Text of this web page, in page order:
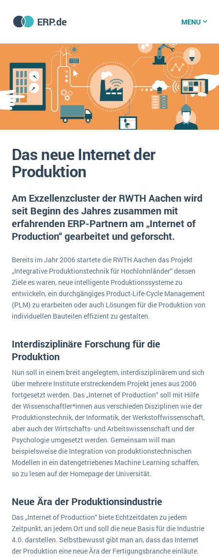
ERP.de
ERP software
Die 15 Schritte einer ERP‑Einführung
Was ist ERP?
Hintergrund
ERP-Software nach Branche
Plattform
Funktionalitäten
Kosten
Suche
Auswahl
Einführung
Schulung
Auswertung
ERP vergleichen
ERP für jede Branche
ERP-Software nach Branchen
Ämter
Bildungseinrichtungen
E-commerce
Einzelhandel
Finanzen
Grosshandel
Handel
Handwerk
Health Care
Installation
Maschinenbau
Medien
NGO
Lebensmittelindustrie
Logistik
Produktion
Immobilien
Textil und Mode
Vermietung
Versorgung
ERP Wissenszentrum
Vorgestellt
Die 4 Komponenten eines CRM-Systems
5 Funktionen einer ERP-Software für Konzerne
Was ist Data Mining? - Ein Leitfaden für Unternehmen
Mehr über ERP-Software
ERP Wissenszentrum
Ein WMS implementieren: Das sind die 6
wichtigsten Punkte, die es zu beachten gilt
Service Level Agreements (SLA) und ERP: Was muss man wissen?
MEHR ÜBER ERP-SOFTWARE
Was ist ERP?
ERP-Experten
Offene Stellen bei ERP-Lieferanten
DSGVO/GDPR
Impressum
Kontakt
MENU
Das neue Internet der
Produktion
Am Exzellenzcluster der RWTH Aachen wird
seit Beginn des Jahres zusammen mit
erfahrenden ERP-Partnern am „Internet of
Production“ gearbeitet und geforscht.
Bereits im Jahr 2006 startete die RWTH Aachen das Projekt
„Integrative Produktionstechnik für Hochlohnländer“ dessen
Ziele es waren, neue intelligente Produktionssysteme zu
entwickeln, ein durchgängiges Product-Life-Cycle Management
(PLM) zu erarbeiten oder auch Lösungen für die Produktion von
individuellen Bauteilen effizient zu gestalten.
Interdisziplinäre Forschung für die
Produktion
Nun soll in einem breit angelegtem, interdisziplinärem und sich
über mehrere Institute erstreckendem Projekt jenes aus 2006
fortgesetzt werden. Das „Internet of Production“ soll mit Hilfe
der Wissenschaftler*innen aus verschieden Disziplinen wie der
Produktionstechnik, der Informatik, der Werkstoffwissenschaft,
aber auch der Wirtschafts- und Arbeitswissenschaft und der
Psychologie umgesetzt werden. Gemeinsam will man
beispielsweise die Integration von produktionstechnischen
Modellen in ein datengetriebenes Machine Learning schaffen,
so zu lesen auf der Homepage der Universität.
Neue Ära der Produktionsindustrie
Das „Internet of Production“ biete Echtzeitdaten zu jedem
Zeitpunkt, an jedem Ort und soll die neue Basis für die Industrie
4.0. darstellen. Selbstbewusst gibt man an, dass das Internet
der Produktion eine neue Ära der Fertigungsbranche einläute.